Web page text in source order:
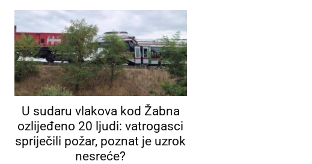
U sudaru vlakova kod Žabna
ozlijeđeno 20 ljudi: vatrogasci
spriječili požar, poznat je uzrok
nesreće?